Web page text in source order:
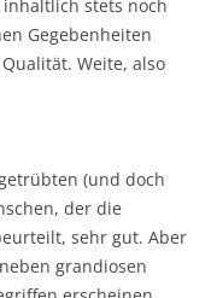
stets noch
Gegebenheiten
Weite, also
(und doch
der die
sehr gut. Aber
grandiosen